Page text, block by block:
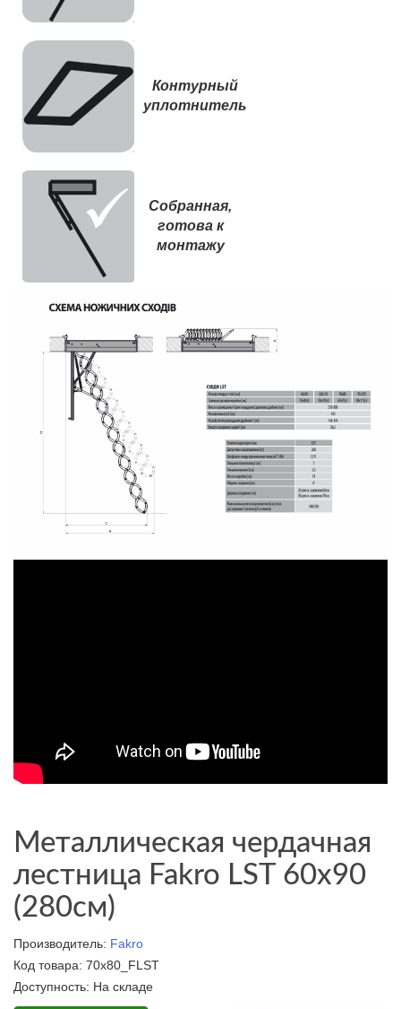
Контурный
уплотнитель
Собранная,
готова к
монтажу
Металлическая чердачная
лестница Fakro LST 60x90
(280см)
Производитель: Fakro
Код товара: 70x80_FLST
Доступность: На складе